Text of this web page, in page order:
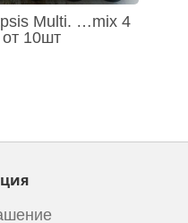
Multi. …mix 4
от 10шт